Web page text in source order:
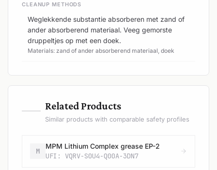
CLEANUP METHODS
Weglekkende substantie absorberen met zand of
ander absorberend materiaal. Veeg gemorste
druppeltjes op met een doek.
Materials: zand of ander absorberend materiaal, doek
— Related Products
Similar products with comparable safety profiles
M
MPM Lithium Complex grease EP-2
UFI: VQRV-S0U4-Q00A-3DN7